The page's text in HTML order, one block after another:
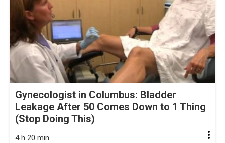
Gynecologist in Columbus: Bladder
Leakage After 50 Comes Down to 1 Thing
(Stop Doing This)
4 h 20 min